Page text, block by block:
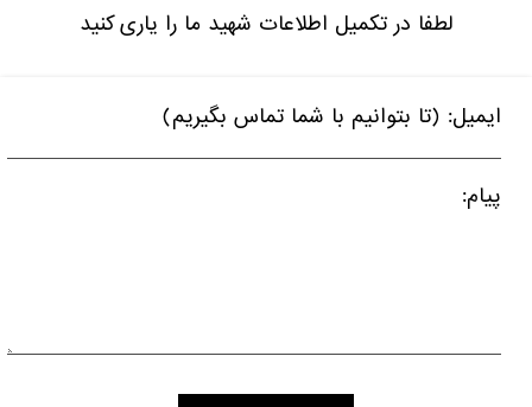
لطفا در تکمیل اطلاعات شهید ما را یاری کنید
ایمیل: (تا بتوانیم با شما تماس بگیریم)
پیام: